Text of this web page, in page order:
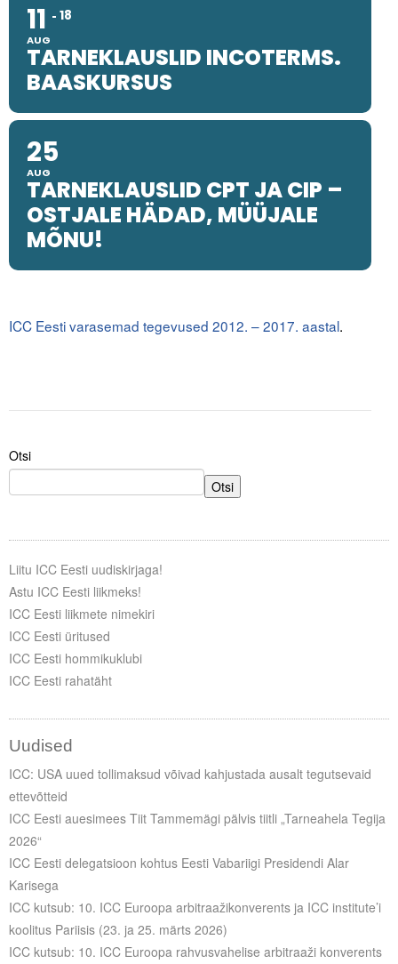
Digiraamatukogu
Juhendid ja väljaanded
Kontakt
Liitu meililistiga
Oskusteave
Incoterms® 2020
Projektid
11
AUG
18
TARNEKLAUSLID INCOTERMS.
BAASKURSUS
25
AUG
TARNEKLAUSLID CPT JA CIP –
OSTJALE HÄDAD, MÜÜJALE
MÕNU!
ICC Eesti varasemad tegevused 2012. – 2017. aastal.
Otsi
Otsi
Liitu ICC Eesti uudiskirjaga!
Astu ICC Eesti liikmeks!
ICC Eesti liikmete nimekiri
ICC Eesti üritused
ICC Eesti hommikuklubi
ICC Eesti rahatäht
Uudised
ICC: USA uued tollimaksud võivad kahjustada ausalt tegutsevaid
ettevõtteid
ICC Eesti auesimees Tiit Tammemägi pälvis tiitli „Tarneahela Tegija
2026“
ICC Eesti delegatsioon kohtus Eesti Vabariigi Presidendi Alar
Karisega
ICC kutsub: 10. ICC Euroopa arbitraažikonverents ja ICC institute’i
koolitus Pariisis (23. ja 25. märts 2026)
ICC kutsub: 10. ICC Euroopa rahvusvahelise arbitraaži konverents